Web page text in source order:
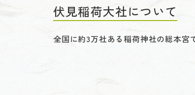
伏見稲荷大社について
全国に約3万社ある稲荷神社の総本宮